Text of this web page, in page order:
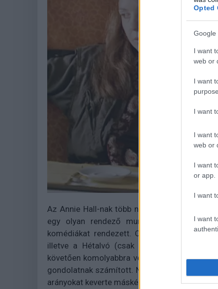
Opted
Google
I want
web or
I want
I want
I want
web or
I want
or app.
I want
I want
Az Annie Hall-nak több nagy, és néhány
egy olyan rendező munkája ez, aki a
komédiákat rendezett. Olyan munkák
illetve a Hétalvó (csak hogy nagyobb,
követően komolyabbra vegye a stílust és ne
gondolatnak számított. Nem mintha mentes
arányokat keverte másként. A másik nagy